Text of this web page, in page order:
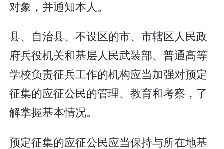
对象，并通知本人。
县、自治县、不设区的市、市辖区人民政
府兵役机关和基层人民武装部、普通高等
学校负责征兵工作的机构应当加强对预定
征集的应征公民的管理、教育和考察，了
解掌握基本情况。
预定征集的应征公民应当保持与所在地基